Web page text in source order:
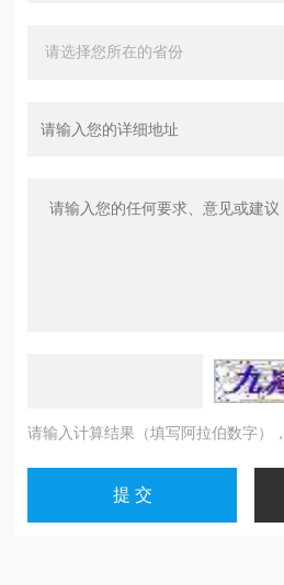
请输入计算结果（填写阿拉伯数字）